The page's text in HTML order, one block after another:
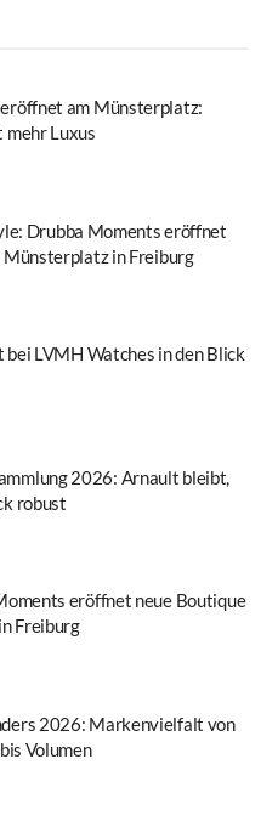
am Münsterplatz:
mehr Luxus
Drubba Moments eröffnet
Münsterplatz in Freiburg
bei LVMH Watches in den Blick
2026: Arnault bleibt,
robust
eröffnet neue Boutique
Freiburg
2026: Markenvielfalt von
Volumen